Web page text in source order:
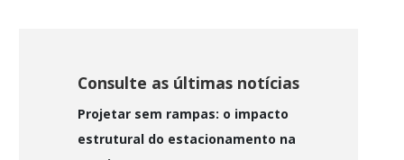
Consulte as últimas notícias
Projetar sem rampas: o impacto
estrutural do estacionamento na